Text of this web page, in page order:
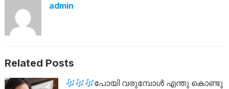
admin
Related Posts
പോയി വരുമ്പോൾ എന്തു കൊണ്ടു